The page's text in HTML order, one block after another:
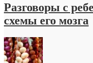
Разговоры с
схемы его мозга